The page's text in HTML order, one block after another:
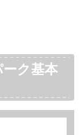
ク基本